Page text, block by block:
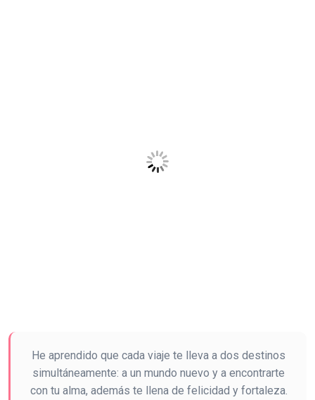
He aprendido que cada viaje te lleva a dos destinos
simultáneamente: a un mundo nuevo y a encontrarte
con tu alma, además te llena de felicidad y fortaleza.